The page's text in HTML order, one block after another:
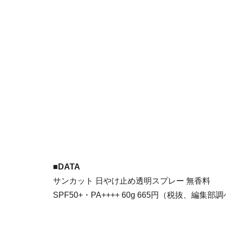
■DATA
サンカット 日やけ止め透明スプレー 無香料
SPF50+・PA++++ 60g 665円（税抜、編集部調